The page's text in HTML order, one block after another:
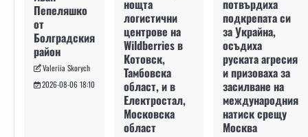
Пепеляшко
от
Болградския
район
Valeriia Skorych
2026-08-06 18:10
нощта
логистични
центрове на
Wildberries в
Котовск,
Тамбовска
област, и в
Електростал,
Московска
област
потвърдиха
подкрепата си
за Украйна,
осъдиха
руската агресия
и призоваха за
засилване на
международния
натиск срещу
Москва